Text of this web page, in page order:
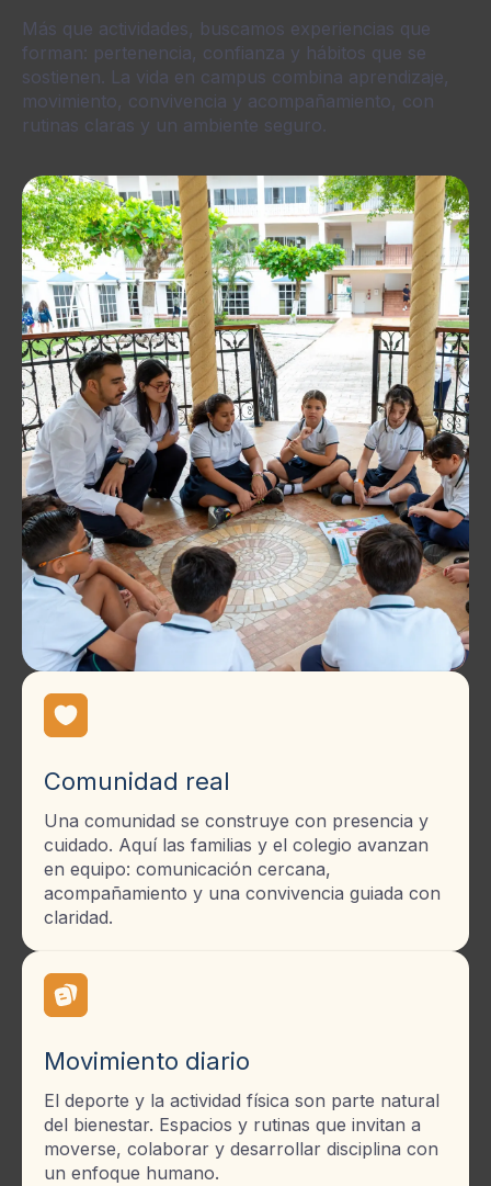
Más que actividades, buscamos experiencias que
forman: pertenencia, confianza y hábitos que se
sostienen. La vida en campus combina aprendizaje,
movimiento, convivencia y acompañamiento, con
rutinas claras y un ambiente seguro.
Comunidad real
Una comunidad se construye con presencia y
cuidado. Aquí las familias y el colegio avanzan
en equipo: comunicación cercana,
acompañamiento y una convivencia guiada con
claridad.
Movimiento diario
El deporte y la actividad física son parte natural
del bienestar. Espacios y rutinas que invitan a
moverse, colaborar y desarrollar disciplina con
un enfoque humano.